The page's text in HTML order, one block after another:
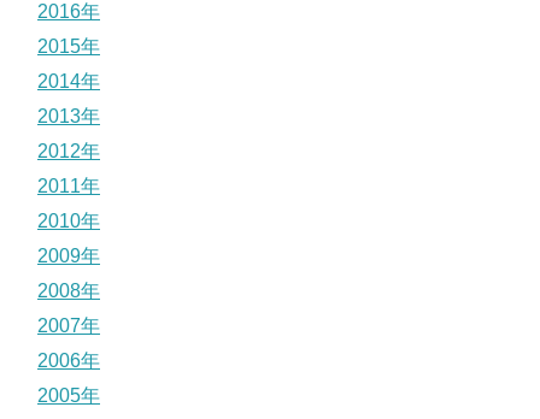
2016年
2015年
2014年
2013年
2012年
2011年
2010年
2009年
2008年
2007年
2006年
2005年